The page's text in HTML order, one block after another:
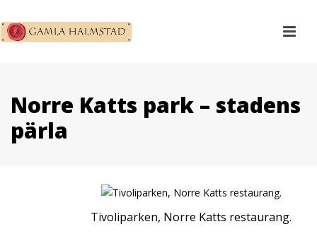
Norre Katts park – stadens
pärla
Tivoliparken, Norre Katts restaurang.